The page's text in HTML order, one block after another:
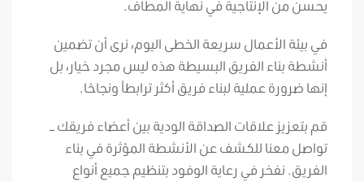
يحسن من الإنتاجية في نهاية المطاف.
في بيئة الأعمال سريعة الخطى اليوم، نرى أن تضمين
أنشطة بناء الفريق البسيطة هذه ليس مجرد خيار، بل
إنها ضرورة عملية لبناء فريق أكثر ترابطاً ونجاحًا.
قم بتعزيز علاقات الصداقة الودية بين أعضاء فريقك –
تواصل معنا للكشف عن الأنشطة المؤثرة في بناء
الفريق. نفخر في رعاية الوفود بتنظيم جميع أنواع